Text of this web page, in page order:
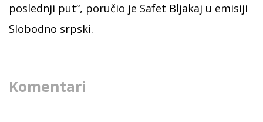
poslednji put“, poručio je Safet Bljakaj u emisiji
Slobodno srpski.
Komentari